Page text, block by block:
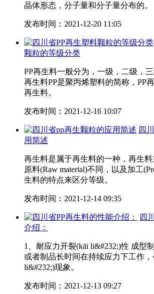
晶体形态，分子量和分子量分布的。
发布时间：2021-12-20 11:05
颗粒的等级分类
PP再生料一般分为，一级，二级，
再生料PP是聚丙烯塑料的简称，PP
再生料。
发布时间：2021-12-16 10:07
四
用简述
再生料是属于再生料的一种，再生
原料(Raw material)不同，以及加工
生料的特点来区分等级。
发布时间：2021-12-14 09:35
四
介绍：
1、耐应力开裂(kāi li&#232;)性 成型
或者制品长时间在持续应力下工作
li&#232;)现象。
发布时间：2021-12-13 09:27